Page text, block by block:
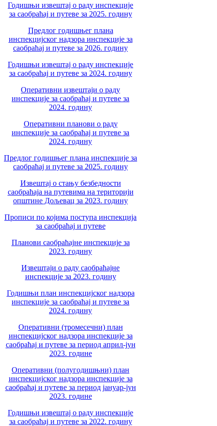
Годишњи извештај о раду инспекције
за саобраћај и путеве за 2025. годину
Предлог годишњег плана
инспекцијског надзора инспекције за
саобраћај и путеве за 2026. годину
Годишњи извештај о раду инспекције
за саобраћај и путеве за 2024. годину
Оперативни извештаји о раду
инспекције за саобраћај и путеве за
2024. годину
Оперативни планови о раду
инспекције за саобраћај и путеве за
2024. годину
Предлог годишњег плана инспекције за
саобраћај и путеве за 2025. годину
Извештај о стању безбедности
саобраћаја на путевима на територији
општине Дољевац за 2023. годину
Прописи по којима поступа инспекција
за саобраћај и путеве
Планови саобраћајне инспекције за
2023. годину
Извештаји о раду саобраћајне
инспекције за 2023. годину
Годишњи план инспекцијског надзора
инспекције за саобраћај и путеве за
2024. годину
Оперативни (тромесечни) план
инспекцијског надзора инспекције за
саобраћај и путеве за период април-јун
2023. године
Оперативни (полугодишњни) план
инспекцијског надзора инспекције за
саобраћај и путеве за период јануар-јун
2023. године
Годишњи извештај о раду инспекције
за саобраћај и путеве за 2022. годину